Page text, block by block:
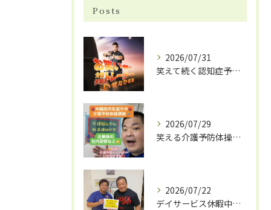
Posts
2026/07/31
笑えて続く認知症予防体操
2026/07/29
笑える介護予防体操で笑いと健康効果
2026/07/22
デイサービス休暇中の自費リハビリ活用法